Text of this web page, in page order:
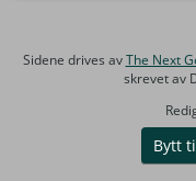
Sidene drives avThe Next
skrevet av
Bytt